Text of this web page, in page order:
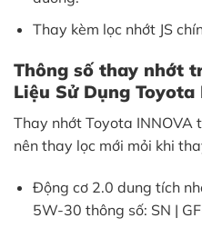
Thay kèm lọc nhớt JS
Thông số thay nhớt
Liệu Sử Dụng Toyota
Thay nhớt Toyota INNOVA
nên thay lọc mới mỏi khi
Động cơ 2.0 dung tích
5W-30 thông số: SN |